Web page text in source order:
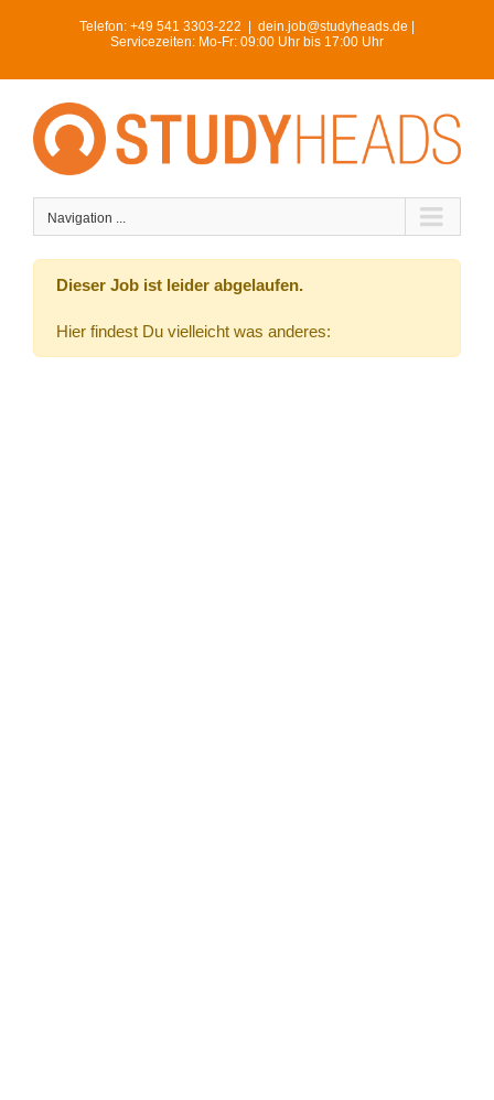
Telefon: +49 541 3303-222
dein.job@studyheads.de |
Servicezeiten: Mo-Fr: 09:00 Uhr bis 17:00 Uhr
Navigation ...
Dieser Job ist leider abgelaufen.
Hier findest Du vielleicht was anderes: